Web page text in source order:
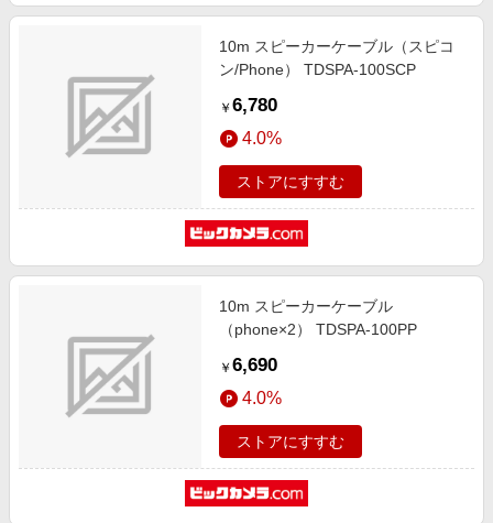
10m スピーカーケーブル（スピコ
ン/Phone） TDSPA-100SCP
￥ 6,780
4.0%
ストアにすすむ
10m スピーカーケーブル
（phone×2） TDSPA-100PP
￥ 6,690
4.0%
ストアにすすむ